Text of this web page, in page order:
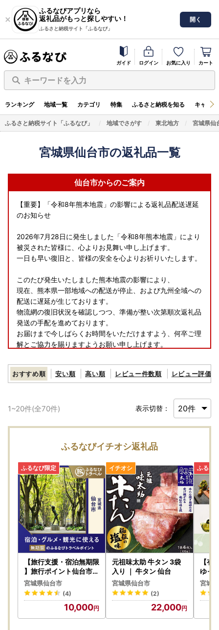
ふるなびアプリなら
返礼品がもっと探しやすい！
ふるさと納税サイト「ふるなび」
開く
ガイド ログイン お気に入り カート
キーワードを入力
ランキング 地域一覧 カテゴリ 特集 ふるさと納税を知る キャン
ふるさと納税サイト「ふるなび」 地域でさがす 東北地方 宮城県仙
宮城県仙台市の返礼品一覧
仙台市からのご案内
【重要】「令和8年熊本地震」の影響による返礼品配送遅延
のお知らせ
2026年7月28日に発生しました「令和8年熊本地震」により
被災された皆様に、心よりお見舞い申し上げます。
一日も早い復旧と、皆様の安全を心よりお祈りいたします。
このたび発生いたしました熊本地震の影響により、
現在、熊本県一部地域への配送が停止、および九州全域への
配送に遅延が生じております。
物流網の復旧状況を確認しつつ、準備が整い次第順次返礼品
発送の手配を進めております。
お届けまで今しばらくお時間をいただけますよう、何卒ご理
解とご協力を賜りますようお願い申し上げます。
おすすめ順 安い順 高い順 レビュー件数順 レビュー評価順
1~20件(全70件) 表示切替：
ふるなびイチオシ返礼品
【旅行支援・宿泊無期限
】旅行ポイント仙台市ふ
るなびトラベルポイント
宮城県仙台市
(4)
10,000
元祖味太助 牛タン 3袋
入り ｜ 牛タン 仙台
宮城県仙台市
(2)
22,000
【有
ゆっ
】宮
ポイ
宮城